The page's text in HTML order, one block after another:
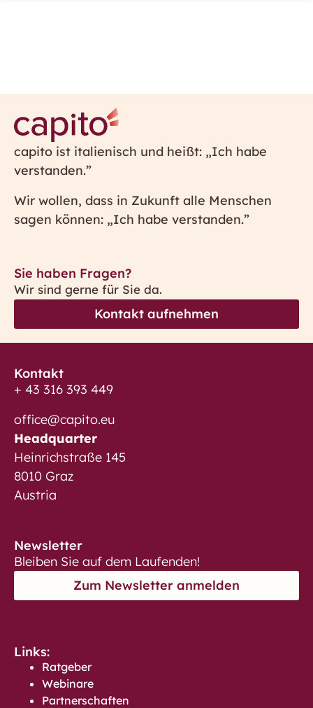
capito ist italienisch und heißt: „Ich habe
verstanden.”
Wir wollen, dass in Zukunft alle Menschen
sagen können: „Ich habe verstanden.”
Sie haben Fragen?
Wir sind gerne für Sie da.
Kontakt aufnehmen
Kontakt
+ 43 316 393 449
office@capito.eu
Headquarter
Heinrichstraße 145
8010 Graz
Austria
Newsletter
Bleiben Sie auf dem Laufenden!
Zum Newsletter anmelden
Links:
Ratgeber
Webinare
Partnerschaften